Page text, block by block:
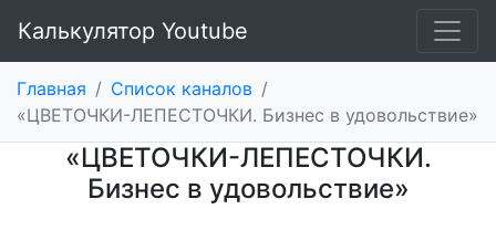
Калькулятор Youtube
Главная / Список каналов /
«ЦВЕТОЧКИ-ЛЕПЕСТОЧКИ. Бизнес в удовольствие»
«ЦВЕТОЧКИ-ЛЕПЕСТОЧКИ.
Бизнес в удовольствие»